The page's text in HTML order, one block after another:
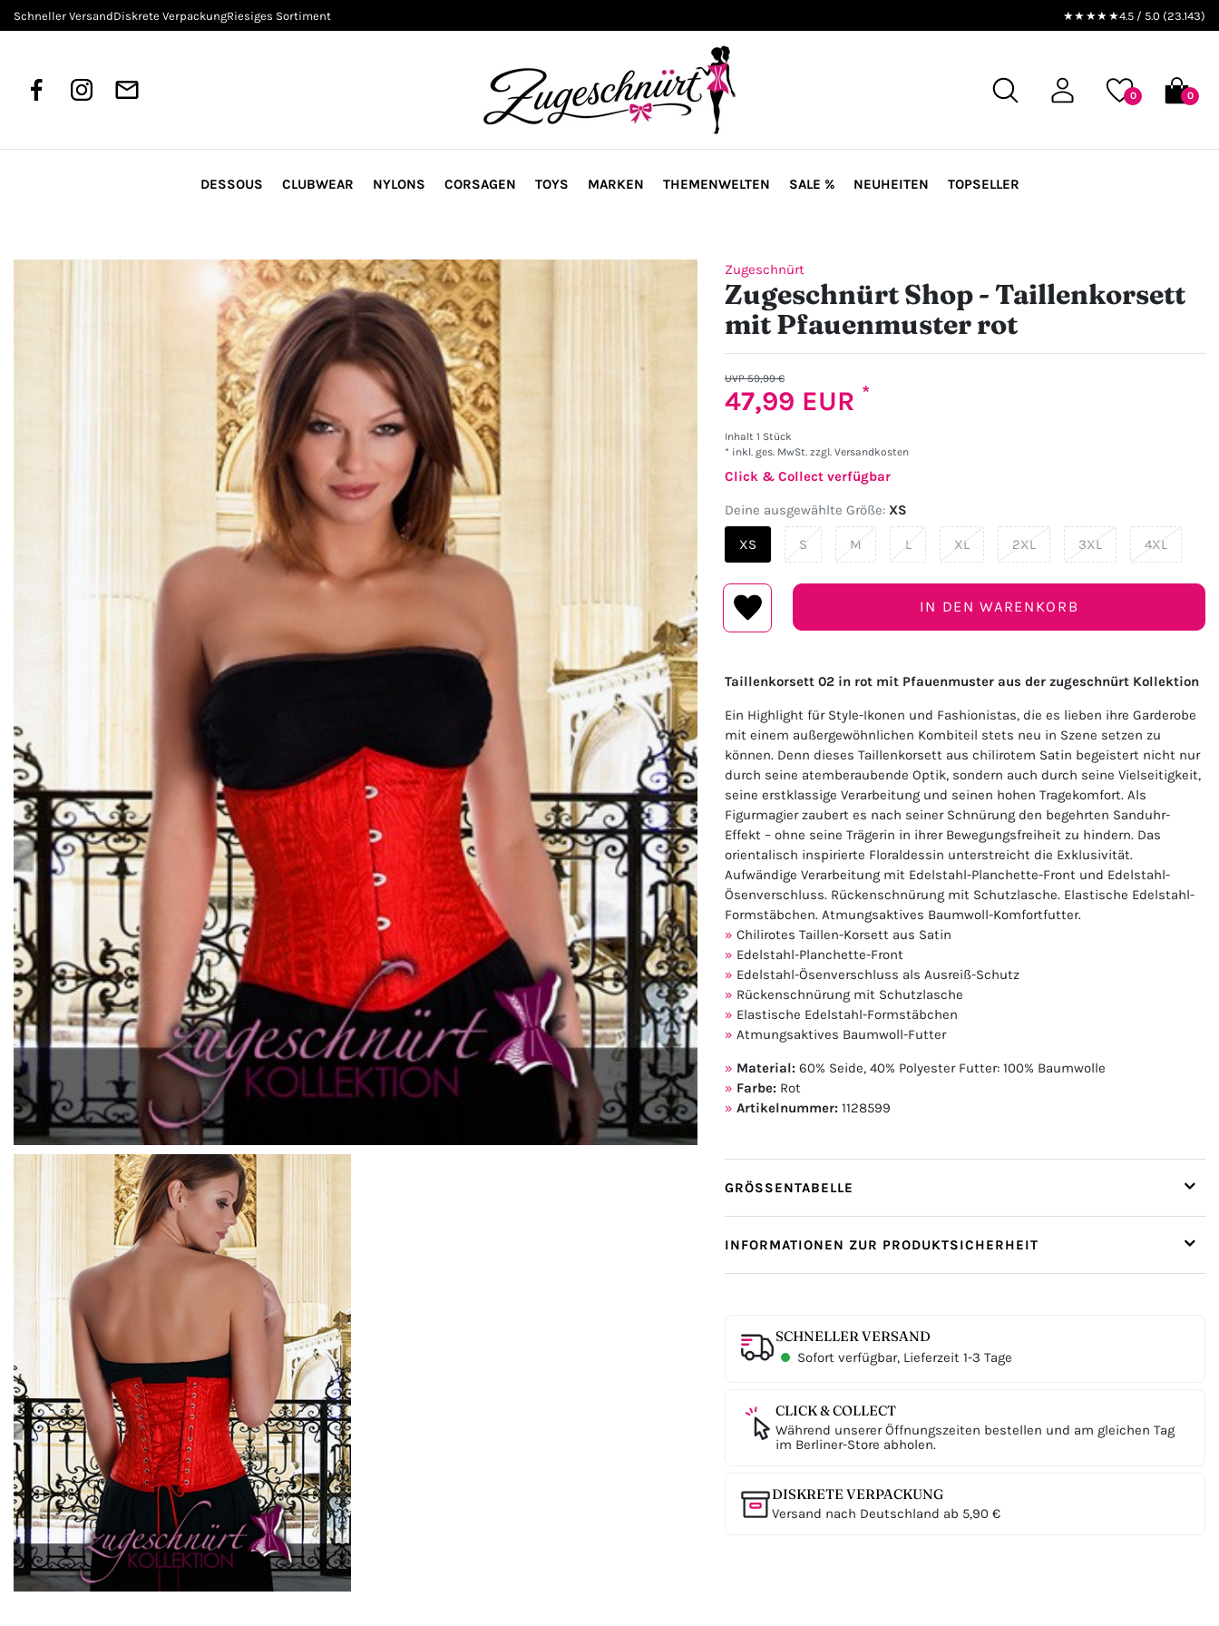
Schneller VersandDiskrete VerpackungRiesiges Sortiment ★★★★★4.5 / 5.0 (23.143)
0 0
DESSOUS CLUBWEAR NYLONS CORSAGEN TOYS MARKEN THEMENWELTEN SALE % NEUHEITEN TOPSELLER
Zugeschnürt
Zugeschnürt Shop - Taillenkorsett
mit Pfauenmuster rot
UVP 59,99 €
47,99 EUR *
Inhalt 1 Stück
* inkl. ges. MwSt. zzgl. Versandkosten
Click & Collect verfügbar
Deine ausgewählte Größe: XS
XS S M L XL 2XL 3XL 4XL
IN DEN WARENKORB
Taillenkorsett 02 in rot mit Pfauenmuster aus der zugeschnürt Kollektion
Ein Highlight für Style-Ikonen und Fashionistas, die es lieben ihre Garderobe
mit einem außergewöhnlichen Kombiteil stets neu in Szene setzen zu
können. Denn dieses Taillenkorsett aus chilirotem Satin begeistert nicht nur
durch seine atemberaubende Optik, sondern auch durch seine Vielseitigkeit,
seine erstklassige Verarbeitung und seinen hohen Tragekomfort. Als
Figurmagier zaubert es nach seiner Schnürung den begehrten Sanduhr-
Effekt – ohne seine Trägerin in ihrer Bewegungsfreiheit zu hindern. Das
orientalisch inspirierte Floraldessin unterstreicht die Exklusivität.
Aufwändige Verarbeitung mit Edelstahl-Planchette-Front und Edelstahl-
Ösenverschluss. Rückenschnürung mit Schutzlasche. Elastische Edelstahl-
Formstäbchen. Atmungsaktives Baumwoll-Komfortfutter.
Chilirotes Taillen-Korsett aus Satin
Edelstahl-Planchette-Front
Edelstahl-Ösenverschluss als Ausreiß-Schutz
Rückenschnürung mit Schutzlasche
Elastische Edelstahl-Formstäbchen
Atmungsaktives Baumwoll-Futter
Material: 60% Seide, 40% Polyester Futter: 100% Baumwolle
Farbe: Rot
Artikelnummer: 1128599
GRÖSSENTABELLE
INFORMATIONEN ZUR PRODUKTSICHERHEIT
SCHNELLER VERSAND
Sofort verfügbar, Lieferzeit 1-3 Tage
CLICK & COLLECT
Während unserer Öffnungszeiten bestellen und am gleichen Tag
im Berliner-Store abholen.
DISKRETE VERPACKUNG
Versand nach Deutschland ab 5,90 €